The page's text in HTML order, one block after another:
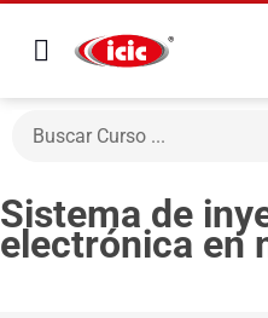
Sistema de
electrónica en